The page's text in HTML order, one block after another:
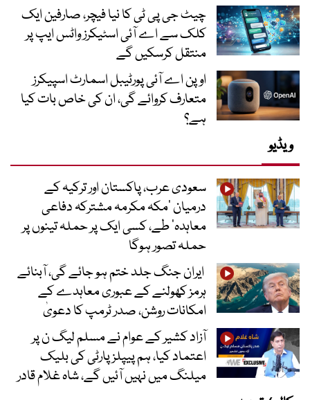
چیٹ جی پی ٹی کا نیا فیچر، صارفین ایک
کلک سے اے آئی اسٹیکرز واٹس ایپ پر
منتقل کرسکیں گے
اوپن اے آئی پورٹیبل اسمارٹ اسپیکرز
متعارف کروائے گی، ان کی خاص بات کیا
ہے؟
ویڈیو
سعودی عرب، پاکستان اور ترکیہ کے
درمیان ’مکہ مکرمہ مشترکہ دفاعی
معاہدہ‘ طے، کسی ایک پر حملہ تینوں پر
حملہ تصور ہوگا
ایران جنگ جلد ختم ہو جائے گی، آبنائے
ہرمز کھولنے کے عبوری معاہدے کے
امکانات روشن، صدر ٹرمپ کا دعویٰ
آزاد کشیر کے عوام نے مسلم لیگ ن پر
اعتماد کیا، ہم پیپلز پارٹی کی بلیک
میلنگ میں نہیں آئیں گے، شاہ غلام قادر